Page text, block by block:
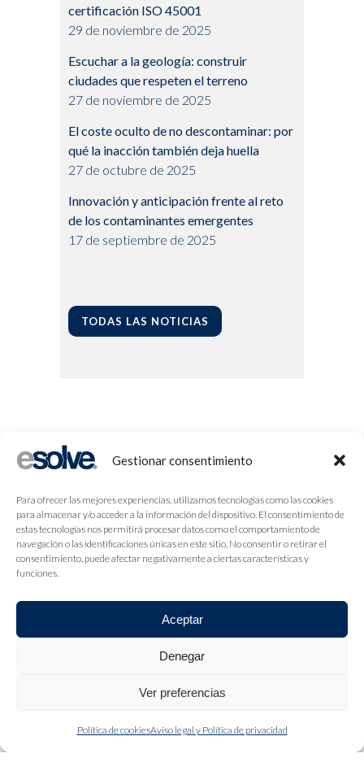
Gestionar consentimiento
Para ofrecer las mejores experiencias, utilizamos tecnologías como las cookies
para almacenar y/o acceder a la información del dispositivo. El consentimiento de
estas tecnologías nos permitirá procesar datos como el comportamiento de
navegación o las identificaciones únicas en este sitio. No consentir o retirar el
consentimiento, puede afectar negativamente a ciertas características y
funciones.
Aceptar
Denegar
Ver preferencias
Política de cookiesAviso legal y Política de privacidad
certificación ISO 45001
29 de noviembre de 2025
Escuchar a la geología: construir
ciudades que respeten el terreno
27 de noviembre de 2025
El coste oculto de no descontaminar: por
qué la inacción también deja huella
27 de octubre de 2025
Innovación y anticipación frente al reto
de los contaminantes emergentes
17 de septiembre de 2025
TODAS LAS NOTICIAS